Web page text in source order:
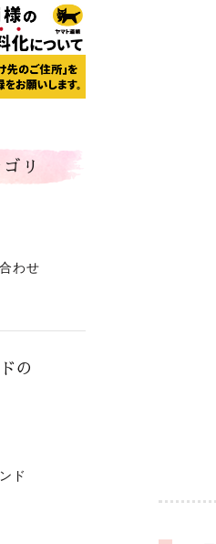
リ
わせ
の
ド